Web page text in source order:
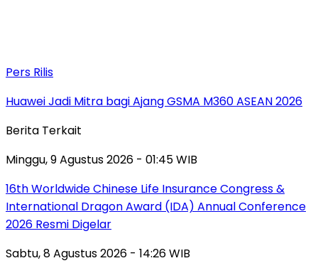
Pers Rilis
Huawei Jadi Mitra bagi Ajang GSMA M360 ASEAN 2026
Berita Terkait
Minggu, 9 Agustus 2026 - 01:45 WIB
16th Worldwide Chinese Life Insurance Congress &
International Dragon Award (IDA) Annual Conference
2026 Resmi Digelar
Sabtu, 8 Agustus 2026 - 14:26 WIB